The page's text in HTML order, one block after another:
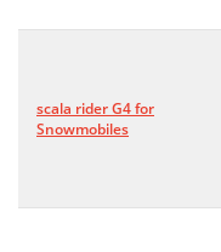
scala rider G4 for
Snowmobiles